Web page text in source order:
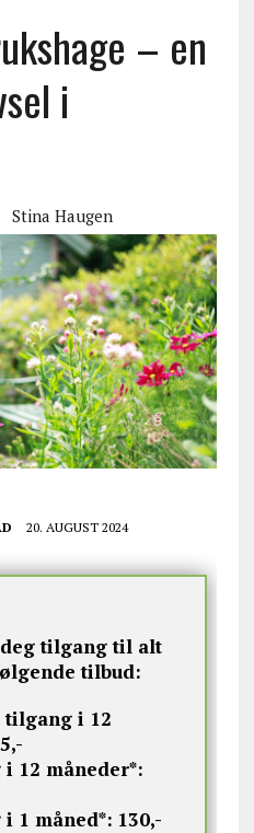
– en
i
Stina Haugen
20. AUGUST 2024
tilgang til alt
tilbud:
i 12
12 måneder*:
1 måned*: 130,-